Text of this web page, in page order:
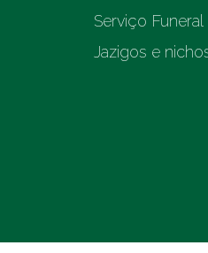
Serviço Funeral
Jazigos e